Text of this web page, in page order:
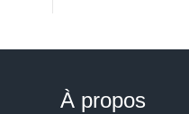
À propos